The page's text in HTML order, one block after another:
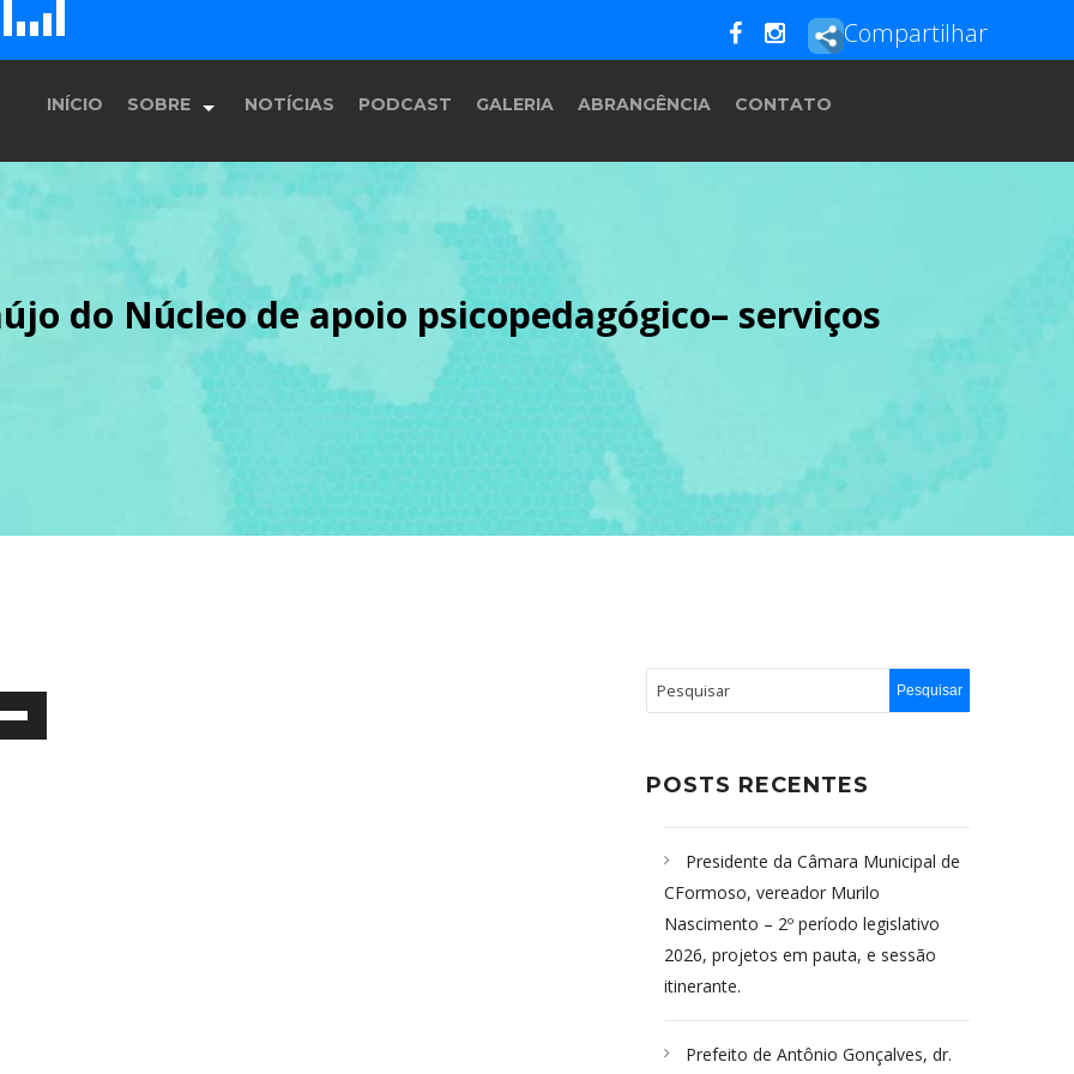
E F Compartilhar
INÍCIO SOBRE
História
Equipe
Programação
NOTÍCIAS PODCAST GALERIA ABRANGÊNCIA CONTATO
do Núcleo de apoio psicopedagógico– serviços
POSTS RECENTES
Presidente da Câmara Municipal de
CFormoso, vereador Murilo
Nascimento – 2º período legislativo
2026, projetos em pauta, e sessão
itinerante.
Prefeito de Antônio Gonçalves, dr.